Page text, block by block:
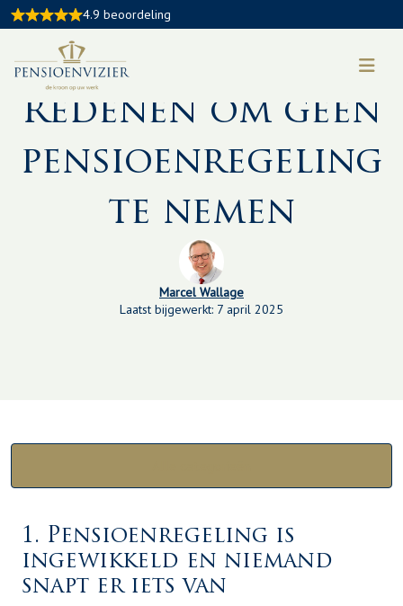
4.9 beoordeling
Redenen om geen
pensioenregeling
te nemen
Marcel Wallage
Laatst bijgewerkt: 7 april 2025
1. Pensioenregeling is
ingewikkeld en niemand
snapt er iets van